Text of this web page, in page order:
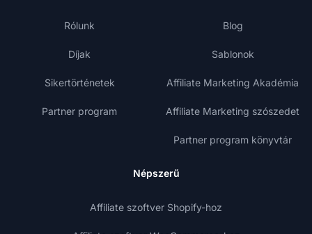
Rólunk
Díjak
Sikertörténetek
Partner program
Blog
Sablonok
Affiliate Marketing Akadémia
Affiliate Marketing szószedet
Partner program könyvtár
Népszerű
Affiliate szoftver Shopify-hoz